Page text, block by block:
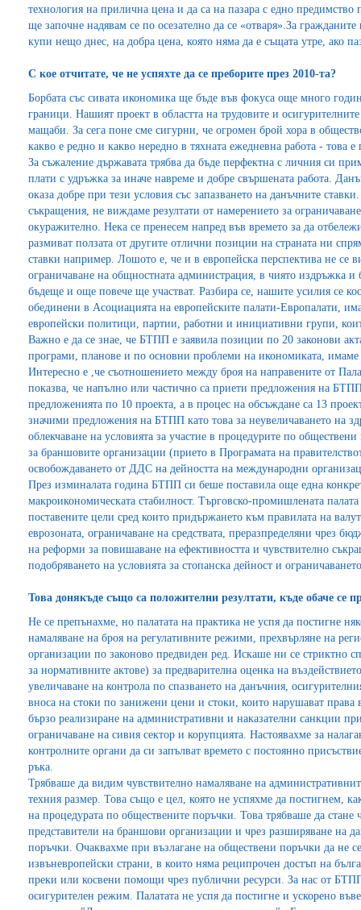
технология на прилична цена и да са на пазара с едно предимство
ще започне надявам се по осезателно да се «отваря».За
купи нещо днес, на добра цена, която няма да е същата утре, ако
С кое отчитате, че не успяхте да се преборите през 2010-та?
Борбата със сивата икономика ще бъде във фокуса още много
граници. Нашият проект в областта на трудовите и
мащаби. За сега поне сме сигурни, че огромен брой хора в
какво е редно и какво нередно в тяхната ежедневна работа - това
За съжаление държавата трябва да бъде перфектна с личния си
плати с удръжка за иначе навреме и добре свършената работа.
оказа добре при тези условия със запазването на данъчните
съкращения, не виждаме резултати от намерението за
окуражително. Нека се пренесем напред във времето за да
размиват ползата от другите отлични позиции на страната ни
ставки например. Лошото е, че и в европейска перспектива не се
ограничаване на общностната администрация, в чиято издръжка
бъдеще и още повече ще участват. Разбира се, нашите усилия се
обединени в Асоциацията на европейските палати-Европалати,
европейски политици, партии, работни и инициативни групи,
Важно е да се знае, че БТПП е заявила позиции по 20 законови
програми, планове и по основни проблеми на икономиката,
Интересно е ,че съотношението между броя на направените от
показва, че напълно или частично са приети предложения на
предложенията по 10 проекта, а в процес на обсъждане са 13
значими предложения на БТПП като това за неувеличаването на
облекчаване на условията за участие в процедурите по
за браншовите организации (прието в Програмата на
освобождаването от ДДС на дейността на международни
През изминалата година БТПП си беше поставила още една
макроикономическата стабилност. Търговско-промишлената
поставените цели сред които придържането към правилата на
еврозоната, ограничаване на средствата, преразпределяни чрез
на реформи за повишаване на ефективността и чувствително
подобряването на условията за стопанска дейност и
Това донякъде също са положителни резултати, къде обаче се
Не се препънахме, но палатата на практика не успя да постигне
намаляване на броя на регулативните режими, прехвърляне на
организации по законово предвиден ред. Искаше ни се стриктно
за нормативните актове) за предварителна оценка на
увеличаване на контрола по спазването на данъчния,
вноса на стоки по занижени цени и стоки, които нарушават права
бързо реализиране на административни и наказателни санкции
ограничаване на сивия сектор и корупцията. Настоявахме за
контролните органи да си запълват времето с постоянно
ръка.
Трябваше да видим чувствително намаляване на
техния размер. Това също е цел, която не успяхме да постигнем,
на процедурата по обществените поръчки. Това трябваше да
представители на браншови организации и чрез разширяване на
поръчки. Очаквахме при възлагане на обществени поръчки да не
извъневропейски страни, в които няма реципрочен достъп на
преки или косвени помощи чрез публични ресурси. За нас от
осигурителен режим. Палатата не успя да постигне и ускорено